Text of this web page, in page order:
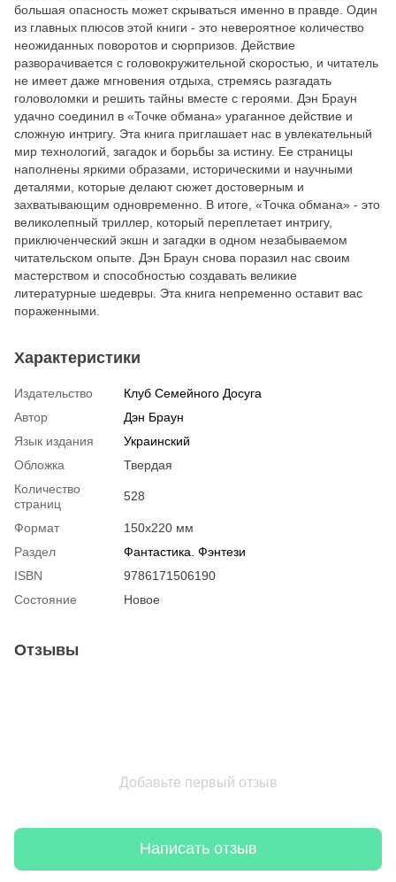
большая опасность может скрываться именно в правде. Один
из главных плюсов этой книги - это невероятное количество
неожиданных поворотов и сюрпризов. Действие
разворачивается с головокружительной скоростью, и читатель
не имеет даже мгновения отдыха, стремясь разгадать
головоломки и решить тайны вместе с героями. Дэн Браун
удачно соединил в «Точке обмана» ураганное действие и
сложную интригу. Эта книга приглашает нас в увлекательный
мир технологий, загадок и борьбы за истину. Ее страницы
наполнены яркими образами, историческими и научными
деталями, которые делают сюжет достоверным и
захватывающим одновременно. В итоге, «Точка обмана» - это
великолепный триллер, который переплетает интригу,
приключенческий экшн и загадки в одном незабываемом
читательском опыте. Дэн Браун снова поразил нас своим
мастерством и способностью создавать великие
литературные шедевры. Эта книга непременно оставит вас
пораженными.
Характеристики
Издательство
Клуб Семейного Досуга
Автор
Дэн Браун
Язык издания
Украинский
Обложка
Твердая
Количество
страниц
528
Формат
150х220 мм
Раздел
Фантастика. Фэнтези
ISBN
9786171506190
Состояние
Новое
Отзывы
Добавьте первый отзыв
Написать отзыв